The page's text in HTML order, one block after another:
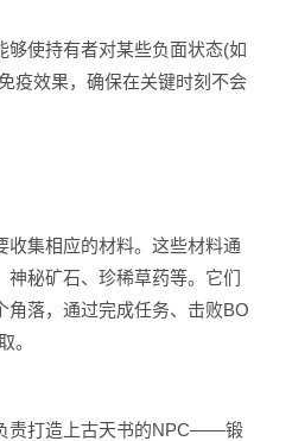
使持有者对某些负面状态(如
疫效果，确保在关键时刻不会
集相应的材料。这些材料通
神秘矿石、珍稀草药等。它们
角落，通过完成任务、击败BO
。
打造上古天书的NPC——锻